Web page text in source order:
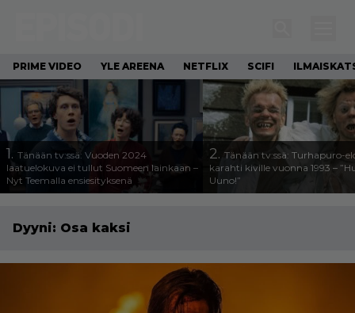
PRIME VIDEO YLE AREENA NETFLIX SCIFI
1. Tänään tv:ssä: Vuoden 2024
laatuelokuva ei tullut Suomeen lainkaan –
Nyt Teemalla ensiesityksenä
2. Tänään tv:ssä: Turhapuro-
karahti kiville vuonna 1993 –
Uuno!”
Dyyni: Osa kaksi